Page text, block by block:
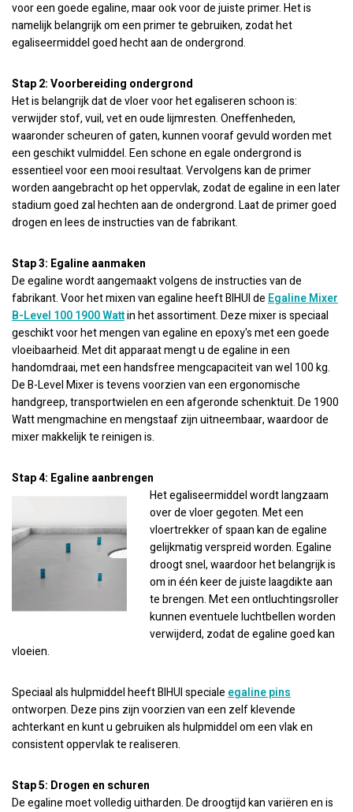
voor een goede egaline, maar ook voor de juiste primer. Het is
namelijk belangrijk om een primer te gebruiken, zodat het
egaliseermiddel goed hecht aan de ondergrond.
Stap 2: Voorbereiding ondergrond
Het is belangrijk dat de vloer voor het egaliseren schoon is:
verwijder stof, vuil, vet en oude lijmresten. Oneffenheden,
waaronder scheuren of gaten, kunnen vooraf gevuld worden met
een geschikt vulmiddel. Een schone en egale ondergrond is
essentieel voor een mooi resultaat. Vervolgens kan de primer
worden aangebracht op het oppervlak, zodat de egaline in een later
stadium goed zal hechten aan de ondergrond. Laat de primer goed
drogen en lees de instructies van de fabrikant.
Stap 3: Egaline aanmaken
De egaline wordt aangemaakt volgens de instructies van de
fabrikant. Voor het mixen van egaline heeft BIHUI de Egaline Mixer
B-Level 100 1900 Wattin het assortiment. Deze mixer is speciaal
geschikt voor het mengen van egaline en epoxy's met een goede
vloeibaarheid. Met dit apparaat mengt u de egaline in een
handomdraai, met een handsfree mengcapaciteit van wel 100 kg.
De B-Level Mixer is tevens voorzien van een ergonomische
handgreep, transportwielen en een afgeronde schenktuit. De 1900
Watt mengmachine en mengstaaf zijn uitneembaar, waardoor de
mixer makkelijk te reinigen is.
Stap 4: Egaline aanbrengen
Het egaliseermiddel wordt langzaam
over de vloer gegoten. Met een
vloertrekker of spaan kan de egaline
gelijkmatig verspreid worden. Egaline
droogt snel, waardoor het belangrijk is
om in één keer de juiste laagdikte aan
te brengen. Met een ontluchtingsroller
kunnen eventuele luchtbellen worden
verwijderd, zodat de egaline goed kan
vloeien.
Speciaal als hulpmiddel heeft BIHUI speciale egaline pins
ontworpen. Deze pins zijn voorzien van een zelf klevende
achterkant en kunt u gebruiken als hulpmiddel om een vlak en
consistent oppervlak te realiseren.
Stap 5: Drogen en schuren
De egaline moet volledig uitharden. De droogtijd kan variëren en is